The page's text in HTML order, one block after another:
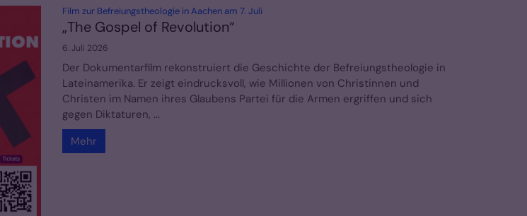
Film zur Befreiungstheologie in Aachen am 7. Juli
„The Gospel of Revolution“
6. Juli 2026
Der Dokumentarfilm rekonstruiert die Geschichte der Befreiungstheologie in
Lateinamerika. Er zeigt eindrucksvoll, wie Millionen von Christinnen und
Christen im Namen ihres Glaubens Partei für die Armen ergriffen und sich
gegen Diktaturen, ...
Mehr